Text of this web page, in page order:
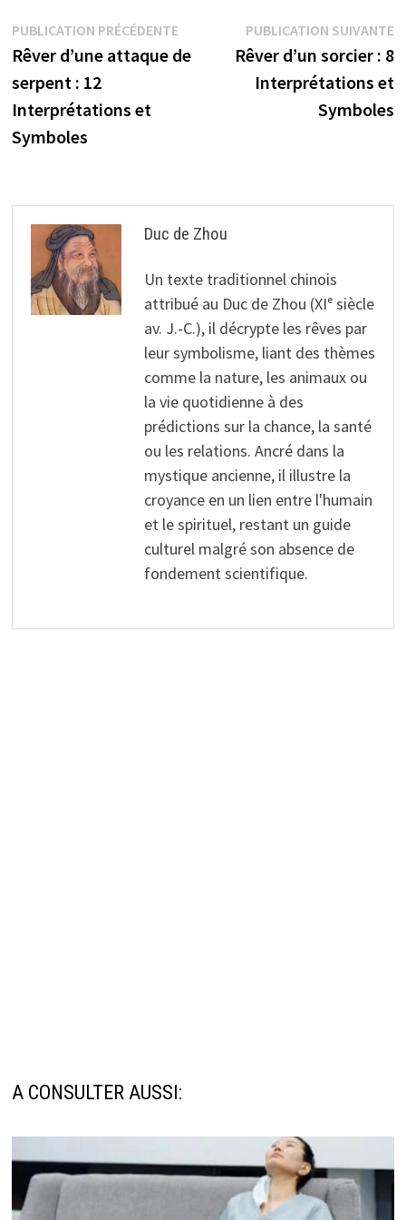
Navigation
de
l’article
PUBLICATION PRÉCÉDENTEPublication
précédente :
Rêver d’une attaque de
serpent : 12
Interprétations et
Symboles
PUBLICATION SUIVANTE
Rêver d’un sorcier : 8
Interprétations et
Symboles
Duc de Zhou
Un texte traditionnel chinois
attribué au Duc de Zhou (XIᵉ siècle
av. J.-C.), il décrypte les rêves par
leur symbolisme, liant des thèmes
comme la nature, les animaux ou
la vie quotidienne à des
prédictions sur la chance, la santé
ou les relations. Ancré dans la
mystique ancienne, il illustre la
croyance en un lien entre l'humain
et le spirituel, restant un guide
culturel malgré son absence de
fondement scientifique.
A CONSULTER AUSSI: